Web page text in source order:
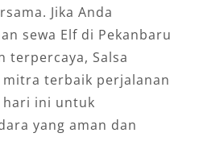
Jika Anda
sewa Elf di Pekanbaru
terpercaya, Salsa
terbaik perjalanan
hari ini untuk
yang aman dan